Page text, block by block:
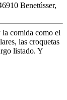
Benetússer,
comida como el
las croquetas
listado. Y